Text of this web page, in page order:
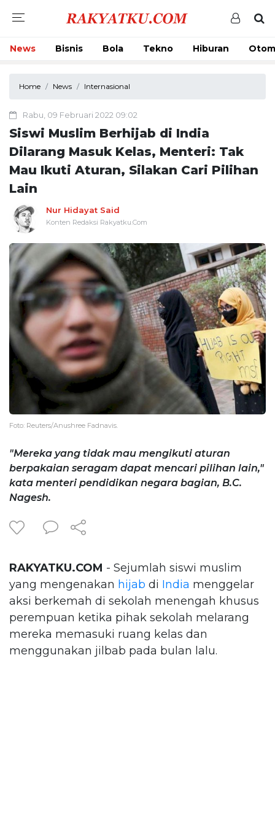
News Bisnis Bola Tekno Hiburan
Home News Internasional
Rabu, 09 Februari 2022 09:02
Siswi Muslim Berhijab di India
Dilarang Masuk Kelas, Menteri: Tak
Mau Ikuti Aturan, Silakan Cari Pilihan
Lain
Nur Hidayat Said
Konten Redaksi Rakyatku.Com
Foto: Reuters/Anushree Fadnavis.
"Mereka yang tidak mau mengikuti aturan
berpakaian seragam dapat mencari pilihan lain,"
kata menteri pendidikan negara bagian, B.C.
Nagesh.
RAKYATKU.COM - Sejumlah siswi muslim
yang mengenakan hijab di India menggelar
aksi berkemah di sekolah menengah khusus
perempuan ketika pihak sekolah melarang
mereka memasuki ruang kelas dan
menggunakan jilbab pada bulan lalu.